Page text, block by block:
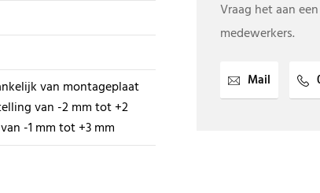
van montageplaat
van -2 mm tot +2
-1 mm tot +3 mm
Vraag het aan
medewerkers.
Mail